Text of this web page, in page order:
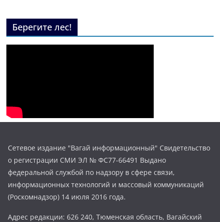
Берегите лес!
Сетевое издание "Вагай информационный" Свидетельство
о регистрации СМИ ЭЛ № ФС77-66491 Выдано
федеральной службой по надзору в сфере связи,
информационных технологий и массовый коммуникаций
(Роскомнадзор) 14 июля 2016 года.
Адрес редакции: 626 240, Тюменская область, Вагайский